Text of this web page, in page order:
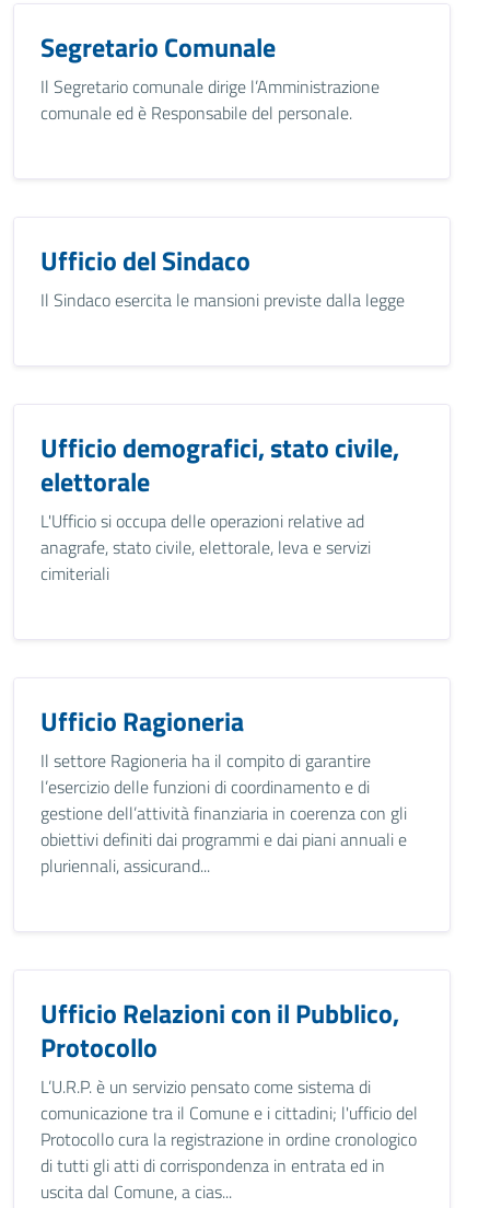
Segretario Comunale
Il Segretario comunale dirige l’Amministrazione
comunale ed è Responsabile del personale.
Ufficio del Sindaco
Il Sindaco esercita le mansioni previste dalla legge
Ufficio demografici, stato civile,
elettorale
L'Ufficio si occupa delle operazioni relative ad
anagrafe, stato civile, elettorale, leva e servizi
cimiteriali
Ufficio Ragioneria
Il settore Ragioneria ha il compito di garantire
l’esercizio delle funzioni di coordinamento e di
gestione dell’attività finanziaria in coerenza con gli
obiettivi definiti dai programmi e dai piani annuali e
pluriennali, assicurand...
Ufficio Relazioni con il Pubblico,
Protocollo
L’U.R.P. è un servizio pensato come sistema di
comunicazione tra il Comune e i cittadini; l'ufficio del
Protocollo cura la registrazione in ordine cronologico
di tutti gli atti di corrispondenza in entrata ed in
uscita dal Comune, a cias...